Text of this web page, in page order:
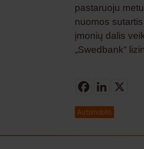
pastaruoju
nuomos
įmonių dalis
„Swedbank“
Facebook
LinkedIn
Automobilis